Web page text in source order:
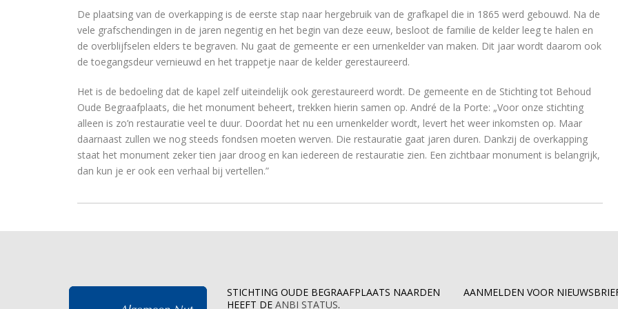
De plaatsing van de overkapping is de eerste stap naar hergebruik van de grafkapel die in 1865 werd gebouwd. Na de
vele grafschendingen in de jaren negentig en het begin van deze eeuw, besloot de familie de kelder leeg te halen en
de overblijfselen elders te begraven. Nu gaat de gemeente er een urnenkelder van maken. Dit jaar wordt daarom ook
de toegangsdeur vernieuwd en het trappetje naar de kelder gerestaureerd.
Het is de bedoeling dat de kapel zelf uiteindelijk ook gerestaureerd wordt. De gemeente en de Stichting tot Behoud
Oude Begraafplaats, die het monument beheert, trekken hierin samen op. André de la Porte: „Voor onze stichting
alleen is zo’n restauratie veel te duur. Doordat het nu een urnenkelder wordt, levert het weer inkomsten op. Maar
daarnaast zullen we nog steeds fondsen moeten werven. Die restauratie gaat jaren duren. Dankzij de overkapping
staat het monument zeker tien jaar droog en kan iedereen de restauratie zien. Een zichtbaar monument is belangrijk,
dan kun je er ook een verhaal bij vertellen.”
STICHTING OUDE BEGRAAFPLAATS NAARDEN
HEEFT DE ANBI STATUS.
AANMELDEN VOOR